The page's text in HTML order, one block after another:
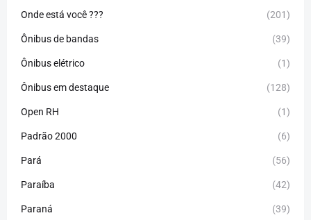
Onde está você ??? (201)
Ônibus de bandas (39)
Ônibus elétrico (1)
Ônibus em destaque (128)
Open RH (1)
Padrão 2000 (6)
Pará (56)
Paraíba (42)
Paraná (39)